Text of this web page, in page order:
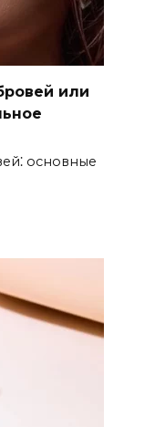
или
основные